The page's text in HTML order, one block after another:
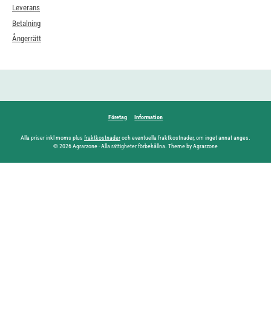
Leverans
Betalning
Ångerrätt
Företag Information
Alla priser inkl moms plus fraktkostnaderoch eventuella fraktkostnader, om inget annat anges.
© 2026 Agrarzone - Alla rättigheter förbehållna. Theme by Agrarzone